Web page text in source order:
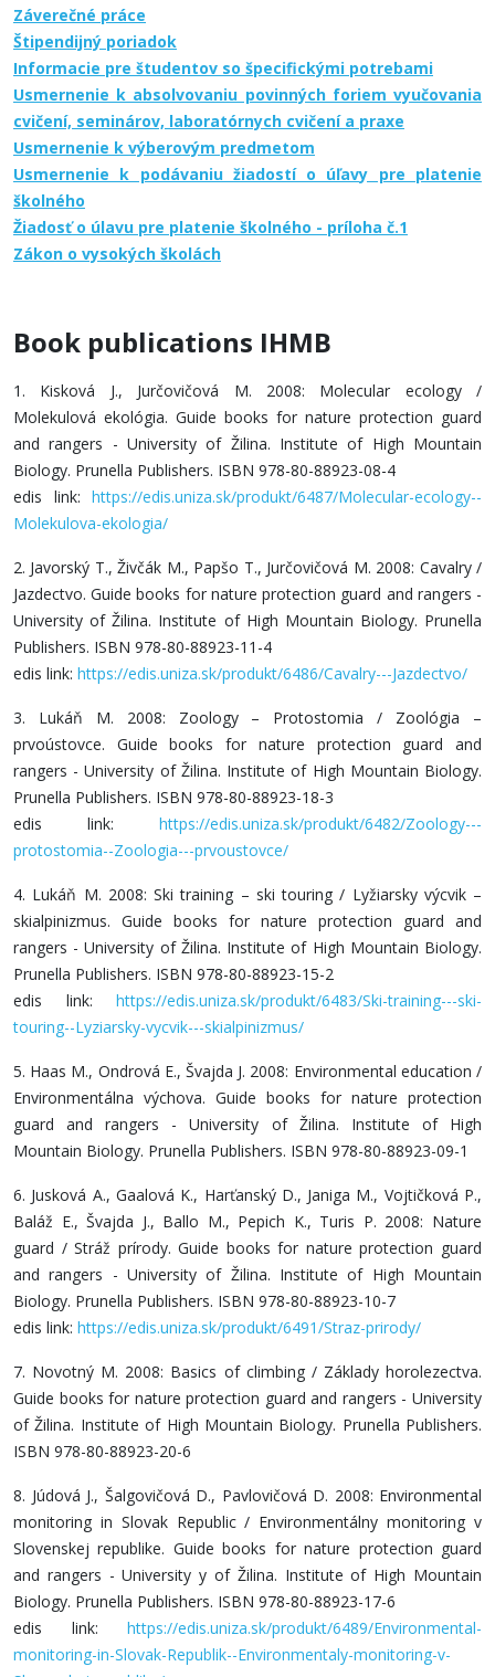
Záverečné práce
Štipendijný poriadok
Informacie pre študentov so špecifickými potrebami
Usmernenie k absolvovaniu povinných foriem vyučovania
cvičení, seminárov, laboratórnych cvičení a praxe
Usmernenie k výberovým predmetom
Usmernenie k podávaniu žiadostí o úľavy pre platenie
školného
Žiadosť o úlavu pre platenie školného - príloha č.1
Zákon o vysokých školách
Book publications IHMB
1. Kisková J., Jurčovičová M. 2008: Molecular ecology /
Molekulová ekológia. Guide books for nature protection guard
and rangers - University of Žilina. Institute of High Mountain
Biology. Prunella Publishers. ISBN 978-80-88923-08-4
edis link: https://edis.uniza.sk/produkt/6487/Molecular-ecology--
Molekulova-ekologia/
2. Javorský T., Živčák M., Papšo T., Jurčovičová M. 2008: Cavalry /
Jazdectvo. Guide books for nature protection guard and rangers -
University of Žilina. Institute of High Mountain Biology. Prunella
Publishers. ISBN 978-80-88923-11-4
edis link: https://edis.uniza.sk/produkt/6486/Cavalry---Jazdectvo/
3. Lukáň M. 2008: Zoology – Protostomia / Zoológia –
prvoústovce. Guide books for nature protection guard and
rangers - University of Žilina. Institute of High Mountain Biology.
Prunella Publishers. ISBN 978-80-88923-18-3
edis link: https://edis.uniza.sk/produkt/6482/Zoology---
protostomia--Zoologia---prvoustovce/
4. Lukáň M. 2008: Ski training – ski touring / Lyžiarsky výcvik –
skialpinizmus. Guide books for nature protection guard and
rangers - University of Žilina. Institute of High Mountain Biology.
Prunella Publishers. ISBN 978-80-88923-15-2
edis link: https://edis.uniza.sk/produkt/6483/Ski-training---ski-
touring--Lyziarsky-vycvik---skialpinizmus/
5. Haas M., Ondrová E., Švajda J. 2008: Environmental education /
Environmentálna výchova. Guide books for nature protection
guard and rangers - University of Žilina. Institute of High
Mountain Biology. Prunella Publishers. ISBN 978-80-88923-09-1
6. Jusková A., Gaalová K., Harťanský D., Janiga M., Vojtičková P.,
Baláž E., Švajda J., Ballo M., Pepich K., Turis P. 2008: Nature
guard / Stráž prírody. Guide books for nature protection guard
and rangers - University of Žilina. Institute of High Mountain
Biology. Prunella Publishers. ISBN 978-80-88923-10-7
edis link: https://edis.uniza.sk/produkt/6491/Straz-prirody/
7. Novotný M. 2008: Basics of climbing / Základy horolezectva.
Guide books for nature protection guard and rangers - University
of Žilina. Institute of High Mountain Biology. Prunella Publishers.
ISBN 978-80-88923-20-6
8. Júdová J., Šalgovičová D., Pavlovičová D. 2008: Environmental
monitoring in Slovak Republic / Environmentálny monitoring v
Slovenskej republike. Guide books for nature protection guard
and rangers - University y of Žilina. Institute of High Mountain
Biology. Prunella Publishers. ISBN 978-80-88923-17-6
edis link: https://edis.uniza.sk/produkt/6489/Environmental-
monitoring-in-Slovak-Republik--Environmentaly-monitoring-v-